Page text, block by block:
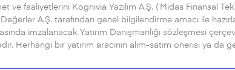
faaliyetlerini Kognivia Yazılım A.Ş. (‘Midas Finansal
A.Ş. tarafından genel bilgilendirme amacı ile
imzalanacak Yatırım Danışmanlığı sözleşmesi
Herhangi bir yatırım aracının alım-satım önerisi ya da